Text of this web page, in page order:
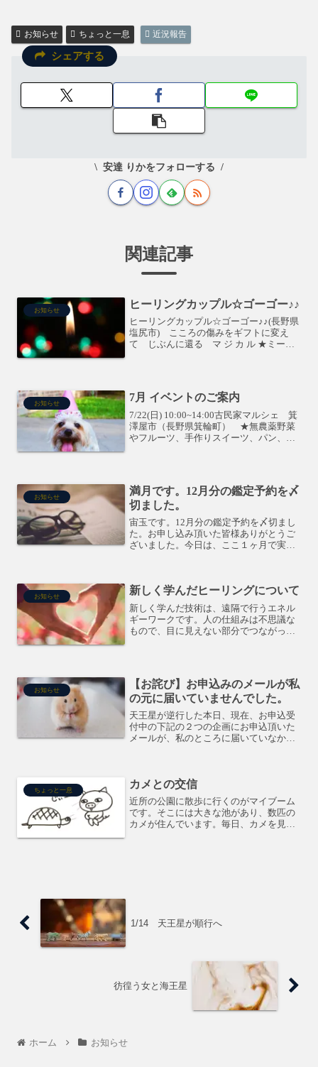
お知らせ ちょっと一息 近況報告
シェアする
安達 りかをフォローする
関連記事
お知らせ ヒーリングカップル☆ゴーゴー♪♪
ヒーリングカップル☆ゴーゴー♪♪(長野県
塩尻市) こころの傷みをギフトに変え
て じぶんに還る マ ジ カ ル ★ミーテ
ラー・セラピ...
お知らせ 7月 イベントのご案内
7/22(日) 10:00~14:00古民家マルシェ 箕
澤屋市（長野県箕輪町） ★無農薬野菜
やフルーツ、手作りスイーツ、パン、流
も...
お知らせ
満月です。12月分の鑑定予約を〆
切ました。
宙玉です。12月分の鑑定予約を〆切まし
た。お申し込み頂いた皆様ありがとうご
ざいました。今日は、ここ１ヶ月で実感
ていたんです。途中、...
お知らせ 新しく学んだヒーリングについて
新しく学んだ技術は、遠隔で行うエネル
ギーワークです。人の仕組みは不思議な
もので、目に見えない部分でつながって
友人たちに体験してもらい...
お知らせ
【お詫び】お申込みのメールが私
の元に届いていませんでした。
天王星が逆行した本日、現在、お申込受
付中の下記の２つの企画にお申込頂いた
メールが、私のところに届いていなかっ
ましたので、ご確認くだ...
ちょっと一息 カメとの交信
近所の公園に散歩に行くのがマイブーム
です。そこには大きな池があり、数匹の
カメが住んでいます。毎日、カメを見る
1/14 天王星が順行へ
彷徨う女と海王星
ホーム お知らせ